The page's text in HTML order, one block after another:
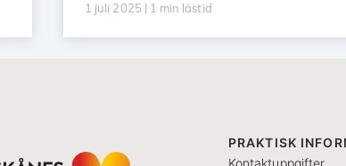
1 juli 2025 | 1 min lästid
PRAKTISK
Kontaktuppgifter